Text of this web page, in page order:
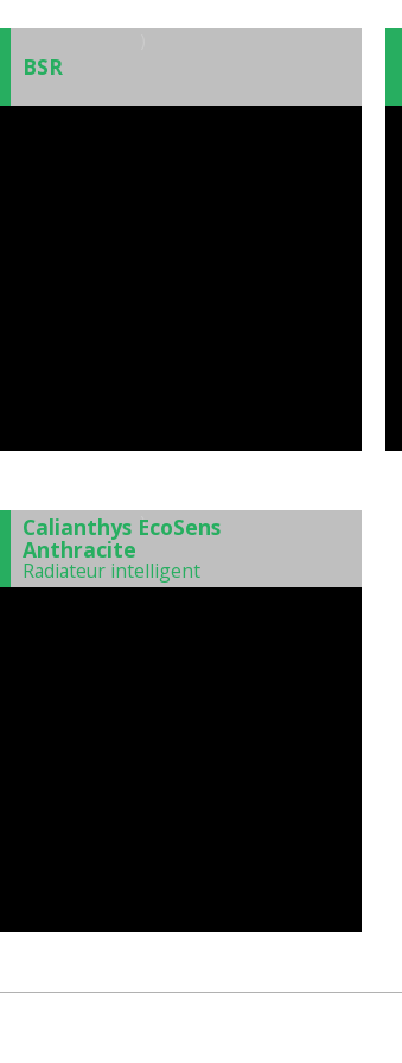
BSR
)
Calianthys EcoSens
Anthracite
Radiateur intelligent